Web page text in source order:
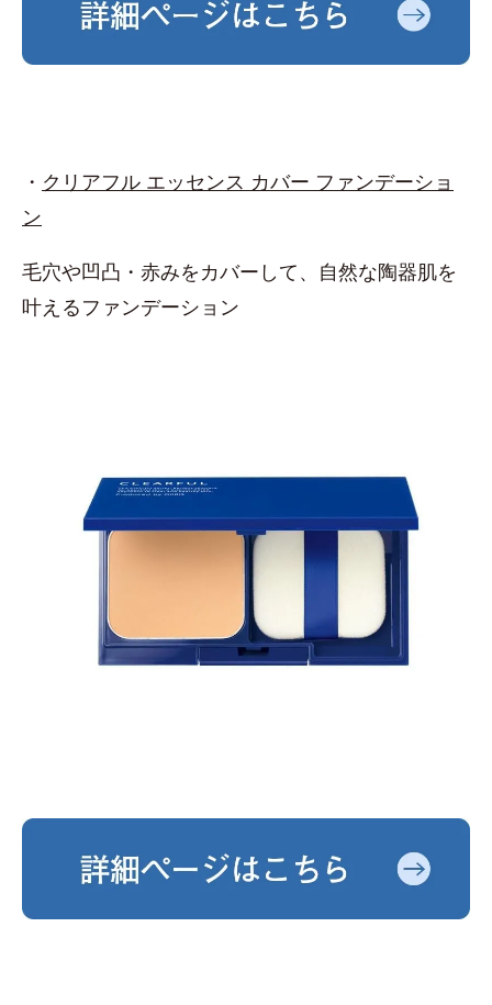
・ クリアフル エッセンス カバー ファンデーショ
ン
毛穴や凹凸・赤みをカバーして、自然な陶器肌を
叶えるファンデーション